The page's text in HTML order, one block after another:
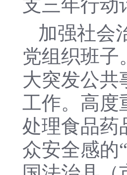
支三年行动
加强社会
党组织班子
大突发公共
工作。高度
处理食品药
众安全感的